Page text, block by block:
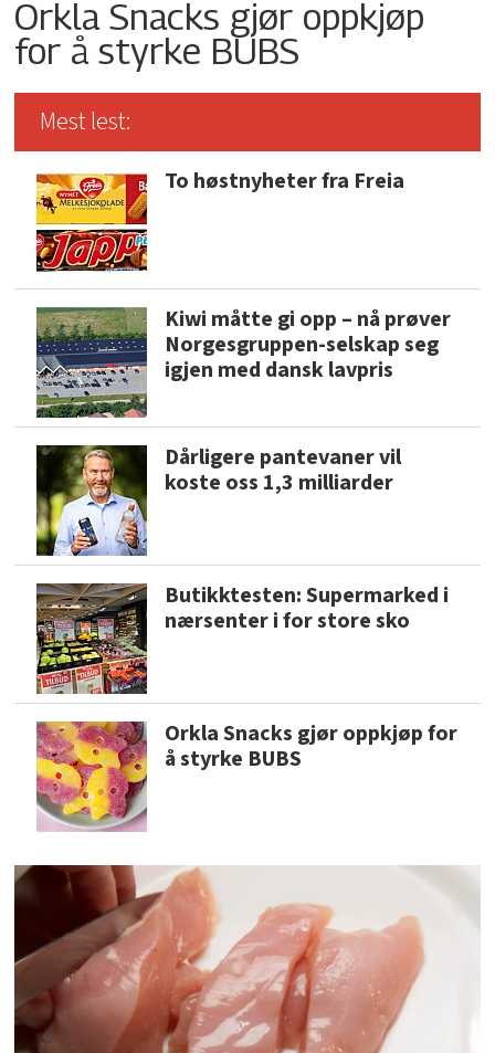
Orkla Snacks gjør oppkjøp
for å styrke BUBS
Mest lest:
To høstnyheter fra Freia
Kiwi måtte gi opp – nå prøver
Norgesgruppen-selskap seg
igjen med dansk lavpris
Dårligere pantevaner vil
koste oss 1,3 milliarder
Butikktesten: Supermarked i
nærsenter i for store sko
Orkla Snacks gjør oppkjøp for
å styrke BUBS